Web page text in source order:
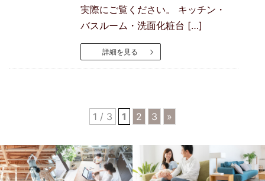
実際にご覧ください。 キッチン・
バスルーム・洗面化粧台 […]
詳細を見る
1 / 3 1 2 3 »